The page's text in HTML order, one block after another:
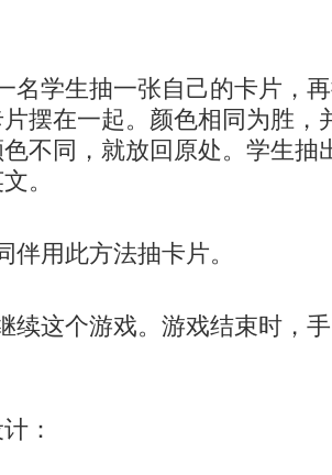
学生抽一张自己的卡片，再
摆在一起。颜色相同为胜，
不同，就放回原处。学生抽
。
用此方法抽卡片。
这个游戏。游戏结束时，手
：